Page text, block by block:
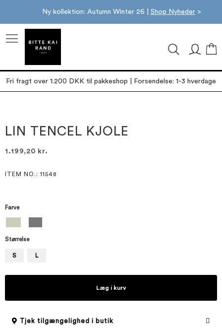
Ny kollektion: Autumn Winter 26 | Shop Nyheder>
Fri fragt over 1.200 DKK til pakkeshop | Forsendelse: 1-3 hverdage
slutningen
af
starten
af
LIN TENCEL KJOLE
1.199,20 kr.
ITEM NO. : 11548
Farve
Størrelse
S L
Læg i kurv
Tjek tilgængelighed i butik